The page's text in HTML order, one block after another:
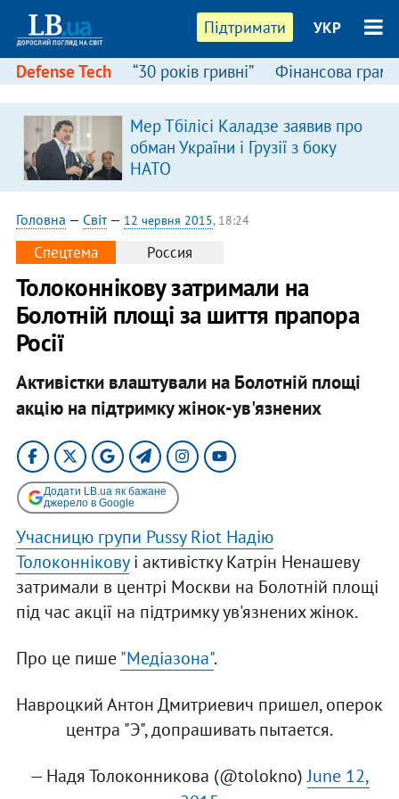
Підтримати УКР
Defense Tech “30 років гривні” Фінансова
Мер Тбілісі Каладзе заявив про
обман України і Грузії з боку
НАТО
Головна — Світ— 12 червня 2015, 18:24
Спецтема Россия
Толоконнікову затримали на
Болотній площі за шиття прапора
Росії
Активістки влаштували на Болотній площі
акцію на підтримку жінок-ув'язнених
Додати LB.ua як бажане
джерело в Google
Учасницю групи Pussy Riot Надію
Толоконніковуі активістку Катрін Ненашеву
затримали в центрі Москви на Болотній площі
під час акції на підтримку ув'язнених жінок.
Про це пише"Медіазона".
Навроцкий Антон Дмитриевич пришел, оперок
центра "Э", допрашивать пытается.
— Надя Толоконникова (@tolokno)June 12,